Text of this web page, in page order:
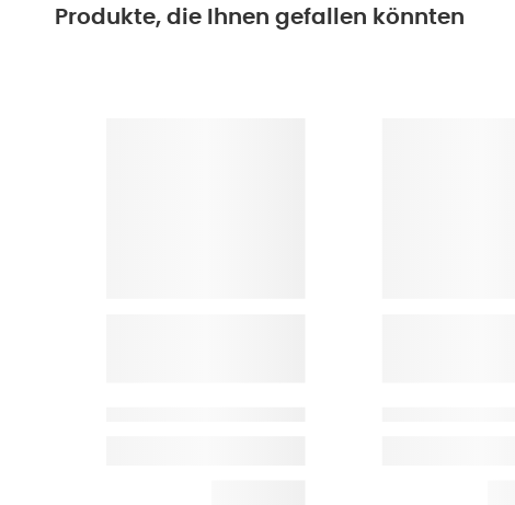
Produkte, die Ihnen gefallen könnten